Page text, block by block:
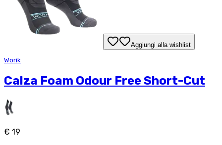
Aggiungi alla wishlist
Worik
Calza Foam Odour Free Short-Cut
€ 19